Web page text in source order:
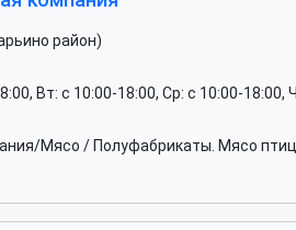
район)
Вт: c 10:00-18:00, Ср: c 10:00-
Мясо / Полуфабрикаты. Мясо